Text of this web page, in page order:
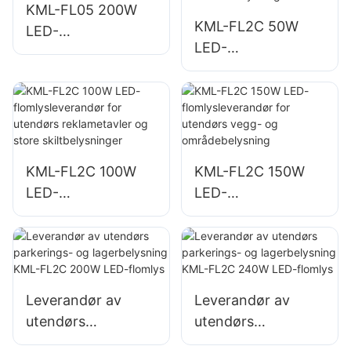
KML-FL05 200W
LED-
flomlysleverandør,
katastrofebelysnin
g på steder
KML-FL2C 50W
LED-
flomlysleverandør
for utendørs
reklametavler og
store
KML-FL2C 100W
LED-
flomlysleverandør
for utendørs
reklametavler og
store
skiltbelysninger
KML-FL2C 150W
LED-
flomlysleverandør
for utendørs vegg-
og
områdebelysning
Leverandør av
utendørs
Leverandør av
utendørs